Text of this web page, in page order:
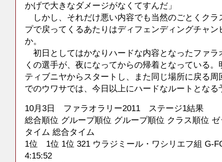
かげで大きなダメージがなくてすんだ」
しかし、それだけ悪い内容でも当然のごとくクラ
プで戻ってくるあたりはディフェンディングチャ
か。
初日としてはかなりハードな内容となったファラ
くの選手が、夜になってからの帰着となっている
ティブニヤからスタートし、また同じ場所に戻る
でのウワサでは、今日以上にハードなルートとなる
10月3日 ファラオラリー2011 ステージ1結果
総合順位 グループ順位 グループ順位 クラス順位
タイム 総合タイム
1位 1位 1位 321 ウラジミール・ワシリエフ組 G-
4:15:52